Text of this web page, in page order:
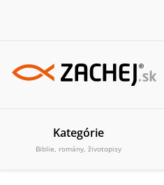
Kategórie
Biblie, romány, životopisy